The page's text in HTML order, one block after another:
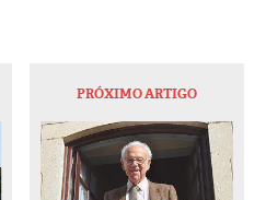
PRÓXIMO ARTIGO